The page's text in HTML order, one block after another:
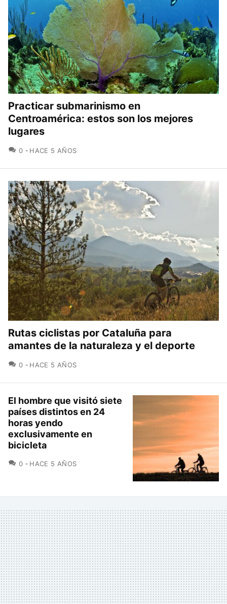
Practicar submarinismo en
Centroamérica: estos son los mejores
lugares
0 COMENTARIOS
HACE 5 AÑOS
Rutas ciclistas por Cataluña para
amantes de la naturaleza y el deporte
0 COMENTARIOS
HACE 5 AÑOS
El hombre que visitó siete
países distintos en 24
horas yendo
exclusivamente en
bicicleta
0 COMENTARIOS
HACE 5 AÑOS